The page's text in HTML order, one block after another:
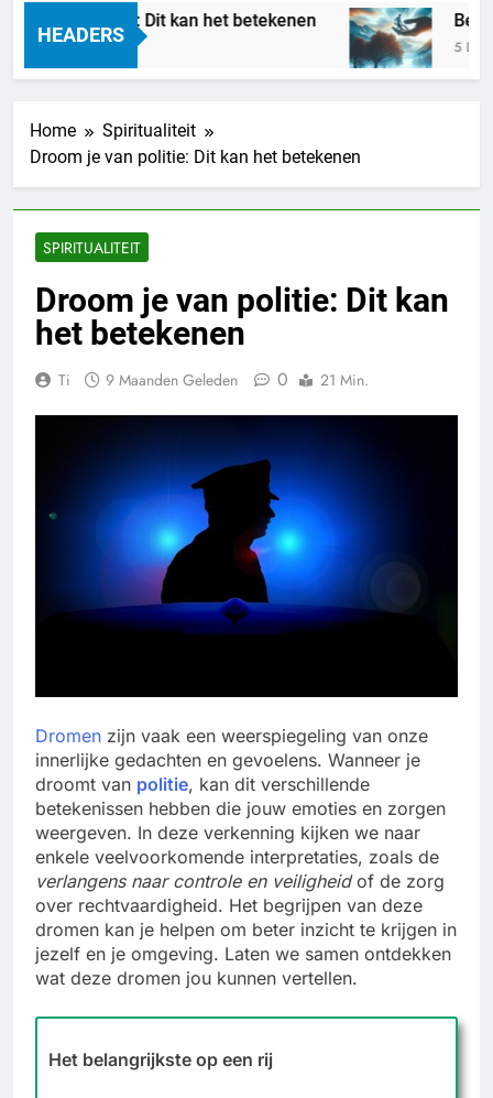
HEADERS
nachten: Dit kan het betekenen
5 Dagen
Home
Spiritualiteit
Droom je van politie: Dit kan het betekenen
SPIRITUALITEIT
Droom je van politie: Dit kan
het betekenen
Ti 9 Maanden Geleden 0 21 Min.
Dromen zijn vaak een weerspiegeling van onze
innerlijke gedachten en gevoelens. Wanneer je
droomt van politie, kan dit verschillende
betekenissen hebben die jouw emoties en zorgen
weergeven. In deze verkenning kijken we naar
enkele veelvoorkomende interpretaties, zoals de
verlangens naar controle en veiligheidof de zorg
over rechtvaardigheid. Het begrijpen van deze
dromen kan je helpen om beter inzicht te krijgen in
jezelf en je omgeving. Laten we samen ontdekken
wat deze dromen jou kunnen vertellen.
Het belangrijkste op een rij